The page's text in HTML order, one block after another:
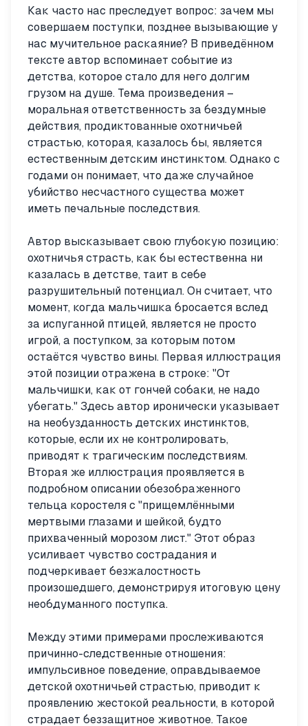
Как часто нас преследует вопрос: зачем мы
совершаем поступки, позднее вызывающие у
нас мучительное раскаяние? В приведённом
тексте автор вспоминает событие из
детства, которое стало для него долгим
грузом на душе. Тема произведения –
моральная ответственность за бездумные
действия, продиктованные охотничьей
страстью, которая, казалось бы, является
естественным детским инстинктом. Однако с
годами он понимает, что даже случайное
убийство несчастного существа может
иметь печальные последствия.
Автор высказывает свою глубокую позицию:
охотничья страсть, как бы естественна ни
казалась в детстве, таит в себе
разрушительный потенциал. Он считает, что
момент, когда мальчишка бросается вслед
за испуганной птицей, является не просто
игрой, а поступком, за которым потом
остаётся чувство вины. Первая иллюстрация
этой позиции отражена в строке: "От
мальчишки, как от гончей собаки, не надо
убегать." Здесь автор иронически указывает
на необузданность детских инстинктов,
которые, если их не контролировать,
приводят к трагическим последствиям.
Вторая же иллюстрация проявляется в
подробном описании обезображенного
тельца коростеля с "прищемлёнными
мертвыми глазами и шейкой, будто
прихваченный морозом лист." Этот образ
усиливает чувство сострадания и
подчеркивает безжалостность
произошедшего, демонстрируя итоговую цену
необдуманного поступка.
Между этими примерами прослеживаются
причинно-следственные отношения:
импульсивное поведение, оправдываемое
детской охотничьей страстью, приводит к
проявлению жестокой реальности, в которой
страдает беззащитное животное. Такое